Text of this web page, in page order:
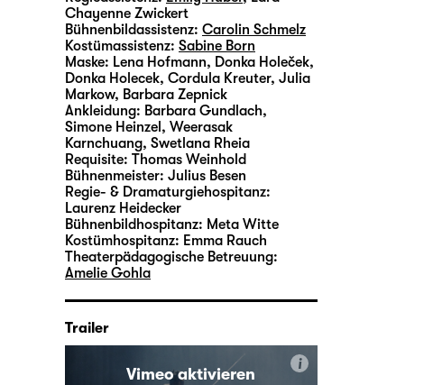
Chayenne Zwickert
Bühnenbildassistenz: Carolin Schmelz
Kostümassistenz: Sabine Born
Maske: Lena Hofmann, Donka Holeček,
Donka Holecek, Cordula Kreuter, Julia
Markow, Barbara Zepnick
Ankleidung: Barbara Gundlach,
Simone Heinzel, Weerasak
Karnchuang, Swetlana Rheia
Requisite: Thomas Weinhold
Bühnenmeister: Julius Besen
Regie- & Dramaturgiehospitanz:
Laurenz Heidecker
Bühnenbildhospitanz: Meta Witte
Kostümhospitanz: Emma Rauch
Theaterpädagogische Betreuung:
Amelie Gohla
Trailer
Vimeo aktivieren
i